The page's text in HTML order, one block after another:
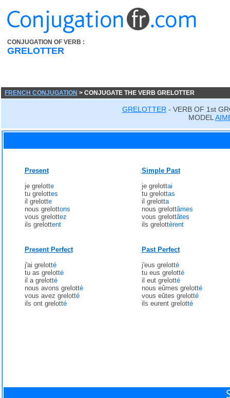
CONJUGATION OF VERB :
GRELOTTER
FRENCH CONJUGATION > CONJUGATE THE VERB GRELOTTER
GRELOTTER - VERB OF 1st
MODEL
Present
je grelotte
tu grelottes
il grelotte
nous grelottons
vous grelottez
ils grelottent
Simple Past
je grelottai
tu grelottas
il grelotta
nous grelottâmes
vous grelottâtes
ils grelottèrent
Present Perfect
j'ai grelotté
tu as grelotté
il a grelotté
nous avons grelotté
vous avez grelotté
ils ont grelotté
Past Perfect
j'eus grelotté
tu eus grelotté
il eut grelotté
nous eûmes grelotté
vous eûtes grelotté
ils eurent grelotté